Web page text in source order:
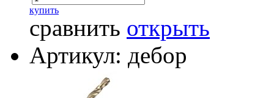
купить
сравнить открыть
Артикул: дебор